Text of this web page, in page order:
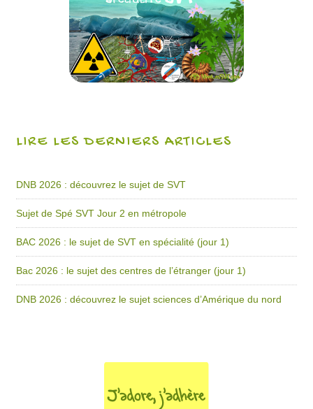
LIRE LES DERNIERS ARTICLES
DNB 2026 : découvrez le sujet de SVT
Sujet de Spé SVT Jour 2 en métropole
BAC 2026 : le sujet de SVT en spécialité (jour 1)
Bac 2026 : le sujet des centres de l’étranger (jour 1)
DNB 2026 : découvrez le sujet sciences d’Amérique du nord